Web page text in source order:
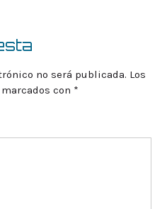
no será publicada. Los
con *